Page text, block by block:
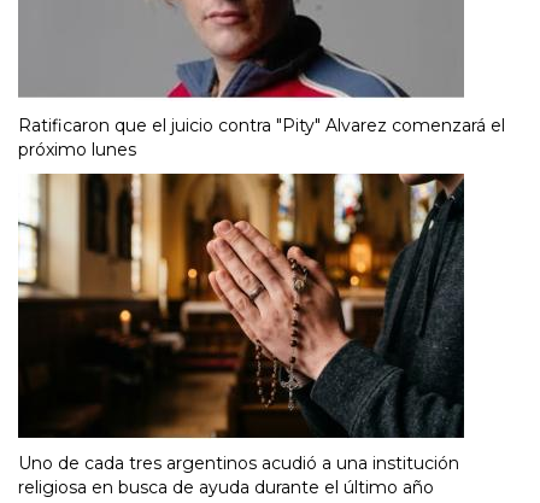
Ratificaron que el juicio contra "Pity" Alvarez comenzará el
próximo lunes
Uno de cada tres argentinos acudió a una institución
religiosa en busca de ayuda durante el último año